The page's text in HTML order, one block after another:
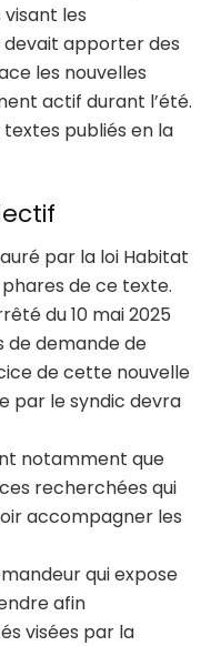
les
devait apporter des
les nouvelles
actif durant l’été.
publiés en la
par la loi Habitat
de ce texte.
du 10 mai 2025
de demande de
de cette nouvelle
par le syndic devra
notamment que
recherchées qui
accompagner les
qui expose
afin
visées par la